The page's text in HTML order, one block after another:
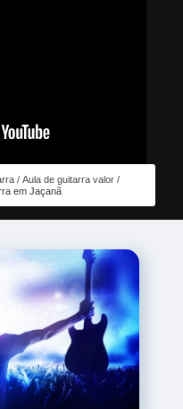
Aula de guitarra valor
em Jaçanã